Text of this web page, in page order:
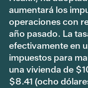
aumentará los
operaciones con
año pasado. La
efectivamente en
impuestos para
una vivienda de
$8.41 (ocho